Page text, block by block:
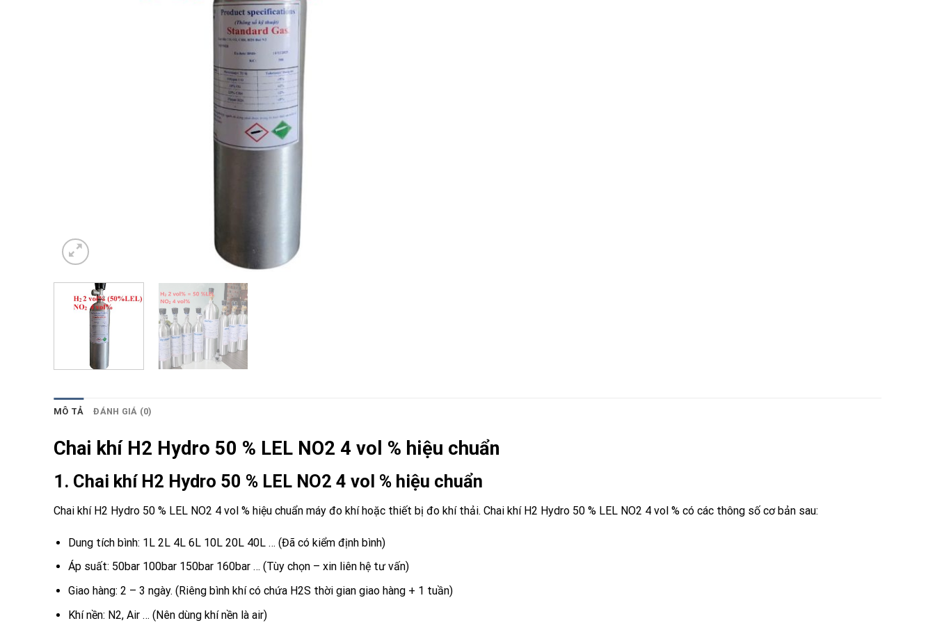
MÔ TẢ ĐÁNH GIÁ (0)
Chai khí H2 Hydro 50 % LEL NO2 4 vol % hiệu chuẩn
1. Chai khí H2 Hydro 50 % LEL NO2 4 vol % hiệu chuẩn
Chai khí H2 Hydro 50 % LEL NO2 4 vol % hiệu chuẩn máy đo khí hoặc thiết bị đo khí thải. Chai khí H2 Hydro 50 % LEL NO2 4 vol % có các thông số cơ bản sau:
Dung tích bình: 1L 2L 4L 6L 10L 20L 40L … (Đã có kiểm định bình)
Áp suất: 50bar 100bar 150bar 160bar … (Tùy chọn – xin liên hệ tư vấn)
Giao hàng: 2 – 3 ngày. (Riêng bình khí có chứa H2S thời gian giao hàng + 1 tuần)
Khí nền: N2, Air … (Nên dùng khí nền là air)